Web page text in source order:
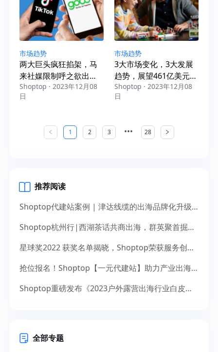
市场趋势
两大巨头疯狂掐架，马
来社媒限制呼之欲出？
跨境卖家该如何应对？
Shoptop · 2023年12月08
日
市场趋势
3大市场变化，3大发展
趋势，展望461亿美元玩
具大市场！
Shoptop · 2023年12月08
日
1 2 3 ••• 28
推荐阅读
Shoptop代建站案例 | 津达线缆的出海品牌化升级之道
Shoptop杭州行|西湖茶话共商出海，群英聚首掘金未来
星球奖2022 获奖名单揭晓，Shoptop荣获服务创新奖！
抢位报名！Shoptop【一元代建站】助力产业出海，献礼14周年
Shoptop重磅发布《2023户外露营出海行业白皮书》！聚焦150亿美元市场，探寻增长新机遇
全部专题